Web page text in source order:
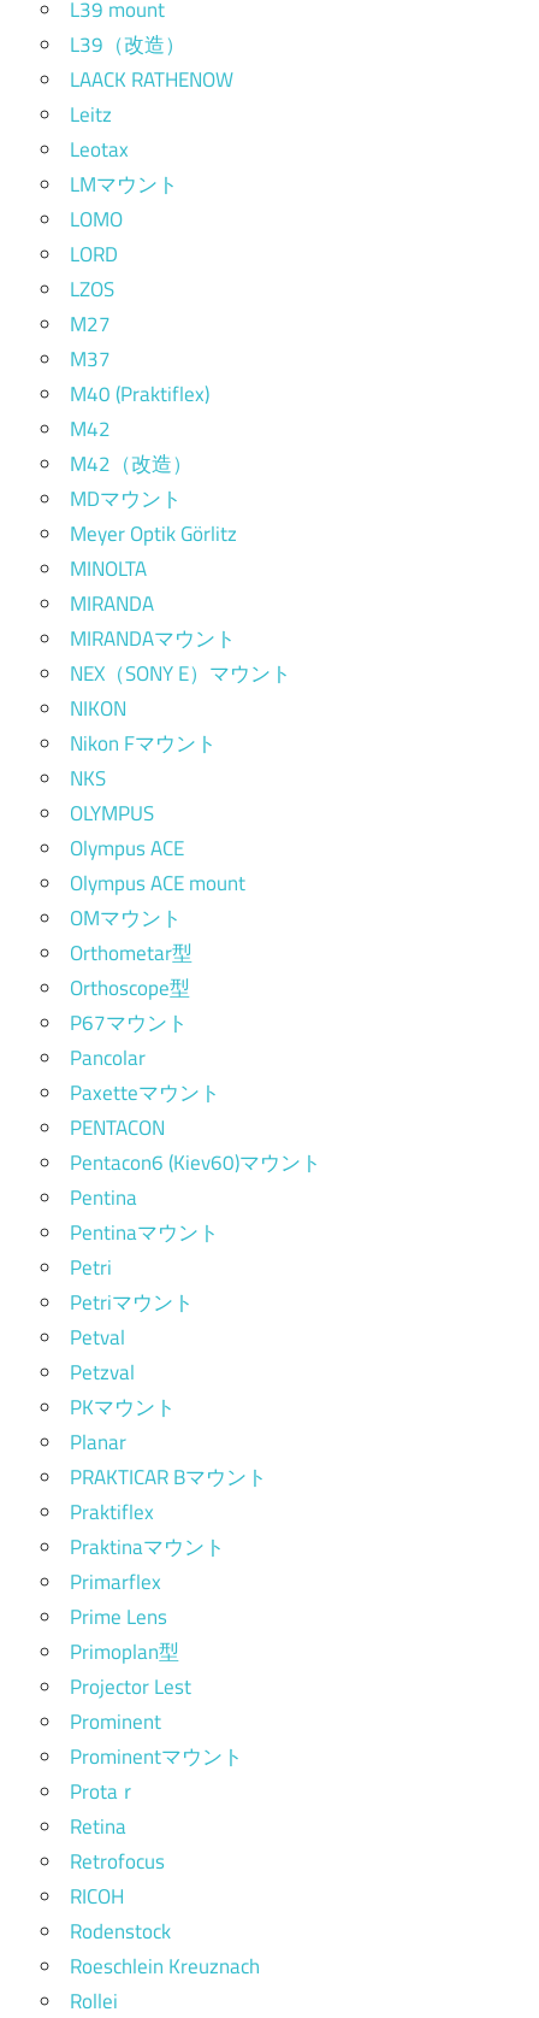
L39 mount
L39（改造）
LAACK RATHENOW
Leitz
Leotax
LMマウント
LOMO
LORD
LZOS
M27
M37
M40 (Praktiflex)
M42
M42（改造）
MDマウント
Meyer Optik Görlitz
MINOLTA
MIRANDA
MIRANDAマウント
NEX（SONY E）マウント
NIKON
Nikon Fマウント
NKS
OLYMPUS
Olympus ACE
Olympus ACE mount
OMマウント
Orthometar型
Orthoscope型
P67マウント
Pancolar
Paxetteマウント
PENTACON
Pentacon6 (Kiev60)マウント
Pentina
Pentinaマウント
Petri
Petriマウント
Petval
Petzval
PKマウント
Planar
PRAKTICAR Bマウント
Praktiflex
Praktinaマウント
Primarflex
Prime Lens
Primoplan型
Projector Lest
Prominent
Prominentマウント
Protaｒ
Retina
Retrofocus
RICOH
Rodenstock
Roeschlein Kreuznach
Rollei